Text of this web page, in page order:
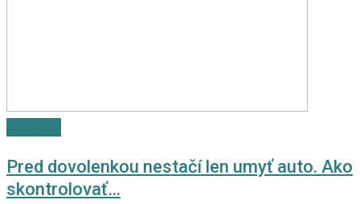
Pred dovolenkou nestačí len umyť auto. Ako
skontrolovať…